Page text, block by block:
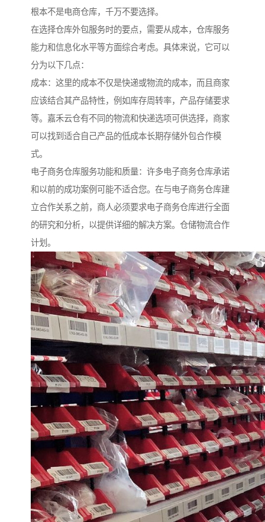
根本不是电商仓库，千万不要选择。
在选择仓库外包服务时的要点，需要从成本，仓库服务
能力和信息化水平等方面综合考虑。具体来说，它可以
分为以下几点：
成本：这里的成本不仅是快递或物流的成本，而且商家
应该结合其产品特性，例如库存周转率，产品存储要求
等。嘉禾云仓有不同的物流和快递选项可供选择，商家
可以找到适合自己产品的低成本长期存储外包合作模
式。
电子商务仓库服务功能和质量：许多电子商务仓库承诺
和以前的成功案例可能不适合您。在与电子商务仓库建
立合作关系之前，商人必须要求电子商务仓库进行全面
的研究和分析，以提供详细的解决方案。仓储物流合作
计划。